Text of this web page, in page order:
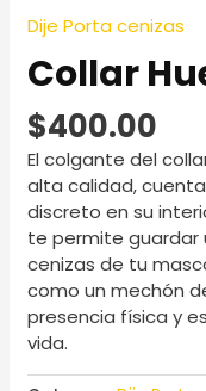
Dije Porta cenizas
Collar
$400.00
El colgante del
alta calidad,
discreto en su
te permite guardar
cenizas de tu
como un mechón
presencia física y
vida.